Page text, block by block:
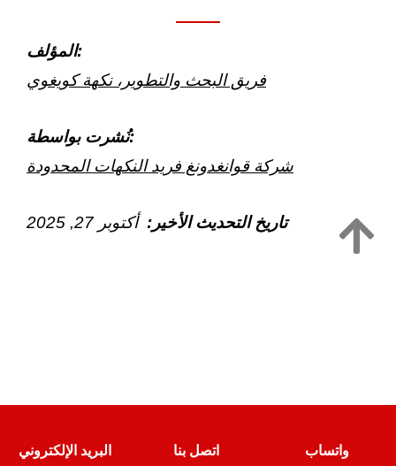
المؤلف:
فريق البحث والتطوير، نكهة كويغوي
نُشرت بواسطة:
شركة قوانغدونغ فريد النكهات المحدودة
تاريخ التحديث الأخير: أكتوبر 27
, 2025
البريد الإلكتروني اتصل بنا واتساب